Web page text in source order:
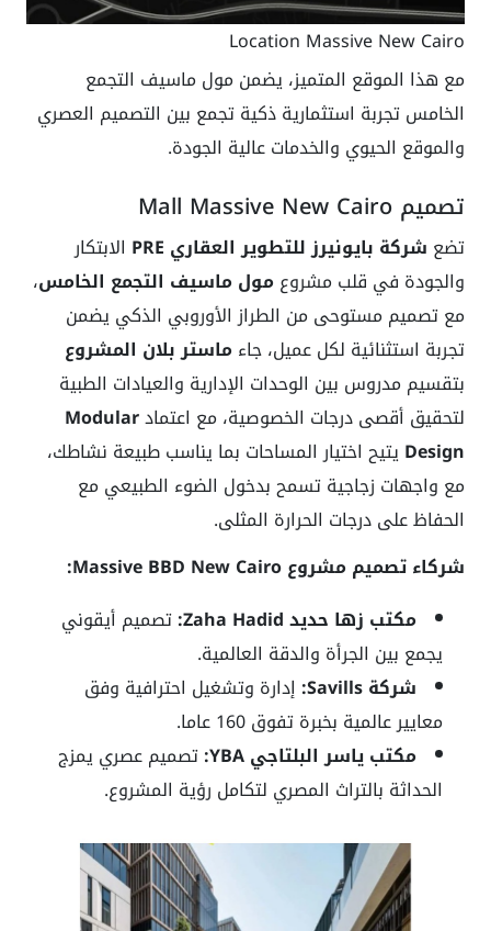
Location Massive New Cairo
مع هذا الموقع المتميز، يضمن مول ماسيف التجمع
الخامس تجربة استثمارية ذكية تجمع بين التصميم العصري
والموقع الحيوي والخدمات عالية الجودة.
تصميم Mall Massive New Cairo
تضع شركة بايونيرز للتطوير العقاري PRE
الابتكار
والجودة في قلب مشروعمول ماسيف التجمع الخامس،
مع تصميم مستوحى من الطراز الأوروبي الذكي يضمن
تجربة استثنائية لكل عميل، جاءماستر بلان المشروع
بتقسيم مدروس بين الوحدات الإدارية والعيادات الطبية
لتحقيق أقصى درجات الخصوصية، مع اعتمادModular
Designيتيح اختيار المساحات بما يناسب طبيعة نشاطك،
مع واجهات زجاجية تسمح بدخول الضوء الطبيعي مع
الحفاظ على درجات الحرارة المثلى.
شركاء تصميم مشروع Massive BBD New Cairo:
مكتب زها حديد Zaha Hadid:
تصميم أيقوني
يجمع بين الجرأة والدقة العالمية.
شركة Savills:
إدارة وتشغيل احترافية وفق
معايير عالمية بخبرة تفوق 160 عاما.
مكتب ياسر البلتاجي YBA:
تصميم عصري يمزج
الحداثة بالتراث المصري لتكامل رؤية المشروع.